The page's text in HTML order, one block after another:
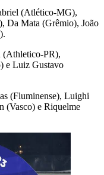
(Atlético-MG),
Da Mata (Grêmio), João
(Athletico-PR),
e Luiz Gustavo
(Fluminense), Luighi
(Vasco) e Riquelme